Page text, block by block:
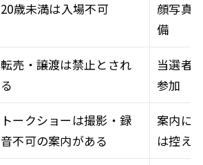
20歳未満は入場不可
顔写真
備
転売・譲渡は禁止とされ
る
当選者
参加
トークショーは撮影・録
音不可の案内がある
案内に
は控え